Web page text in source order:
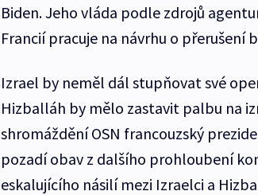
Biden. Jeho vláda podle zdrojů
Francií pracuje na návrhu o přerušení
Izrael by neměl dál stupňovat své
Hizballáh by mělo zastavit palbu na
shromáždění OSN francouzský
pozadí obav z dalšího prohloubení
eskalujícího násilí mezi Izraelci a